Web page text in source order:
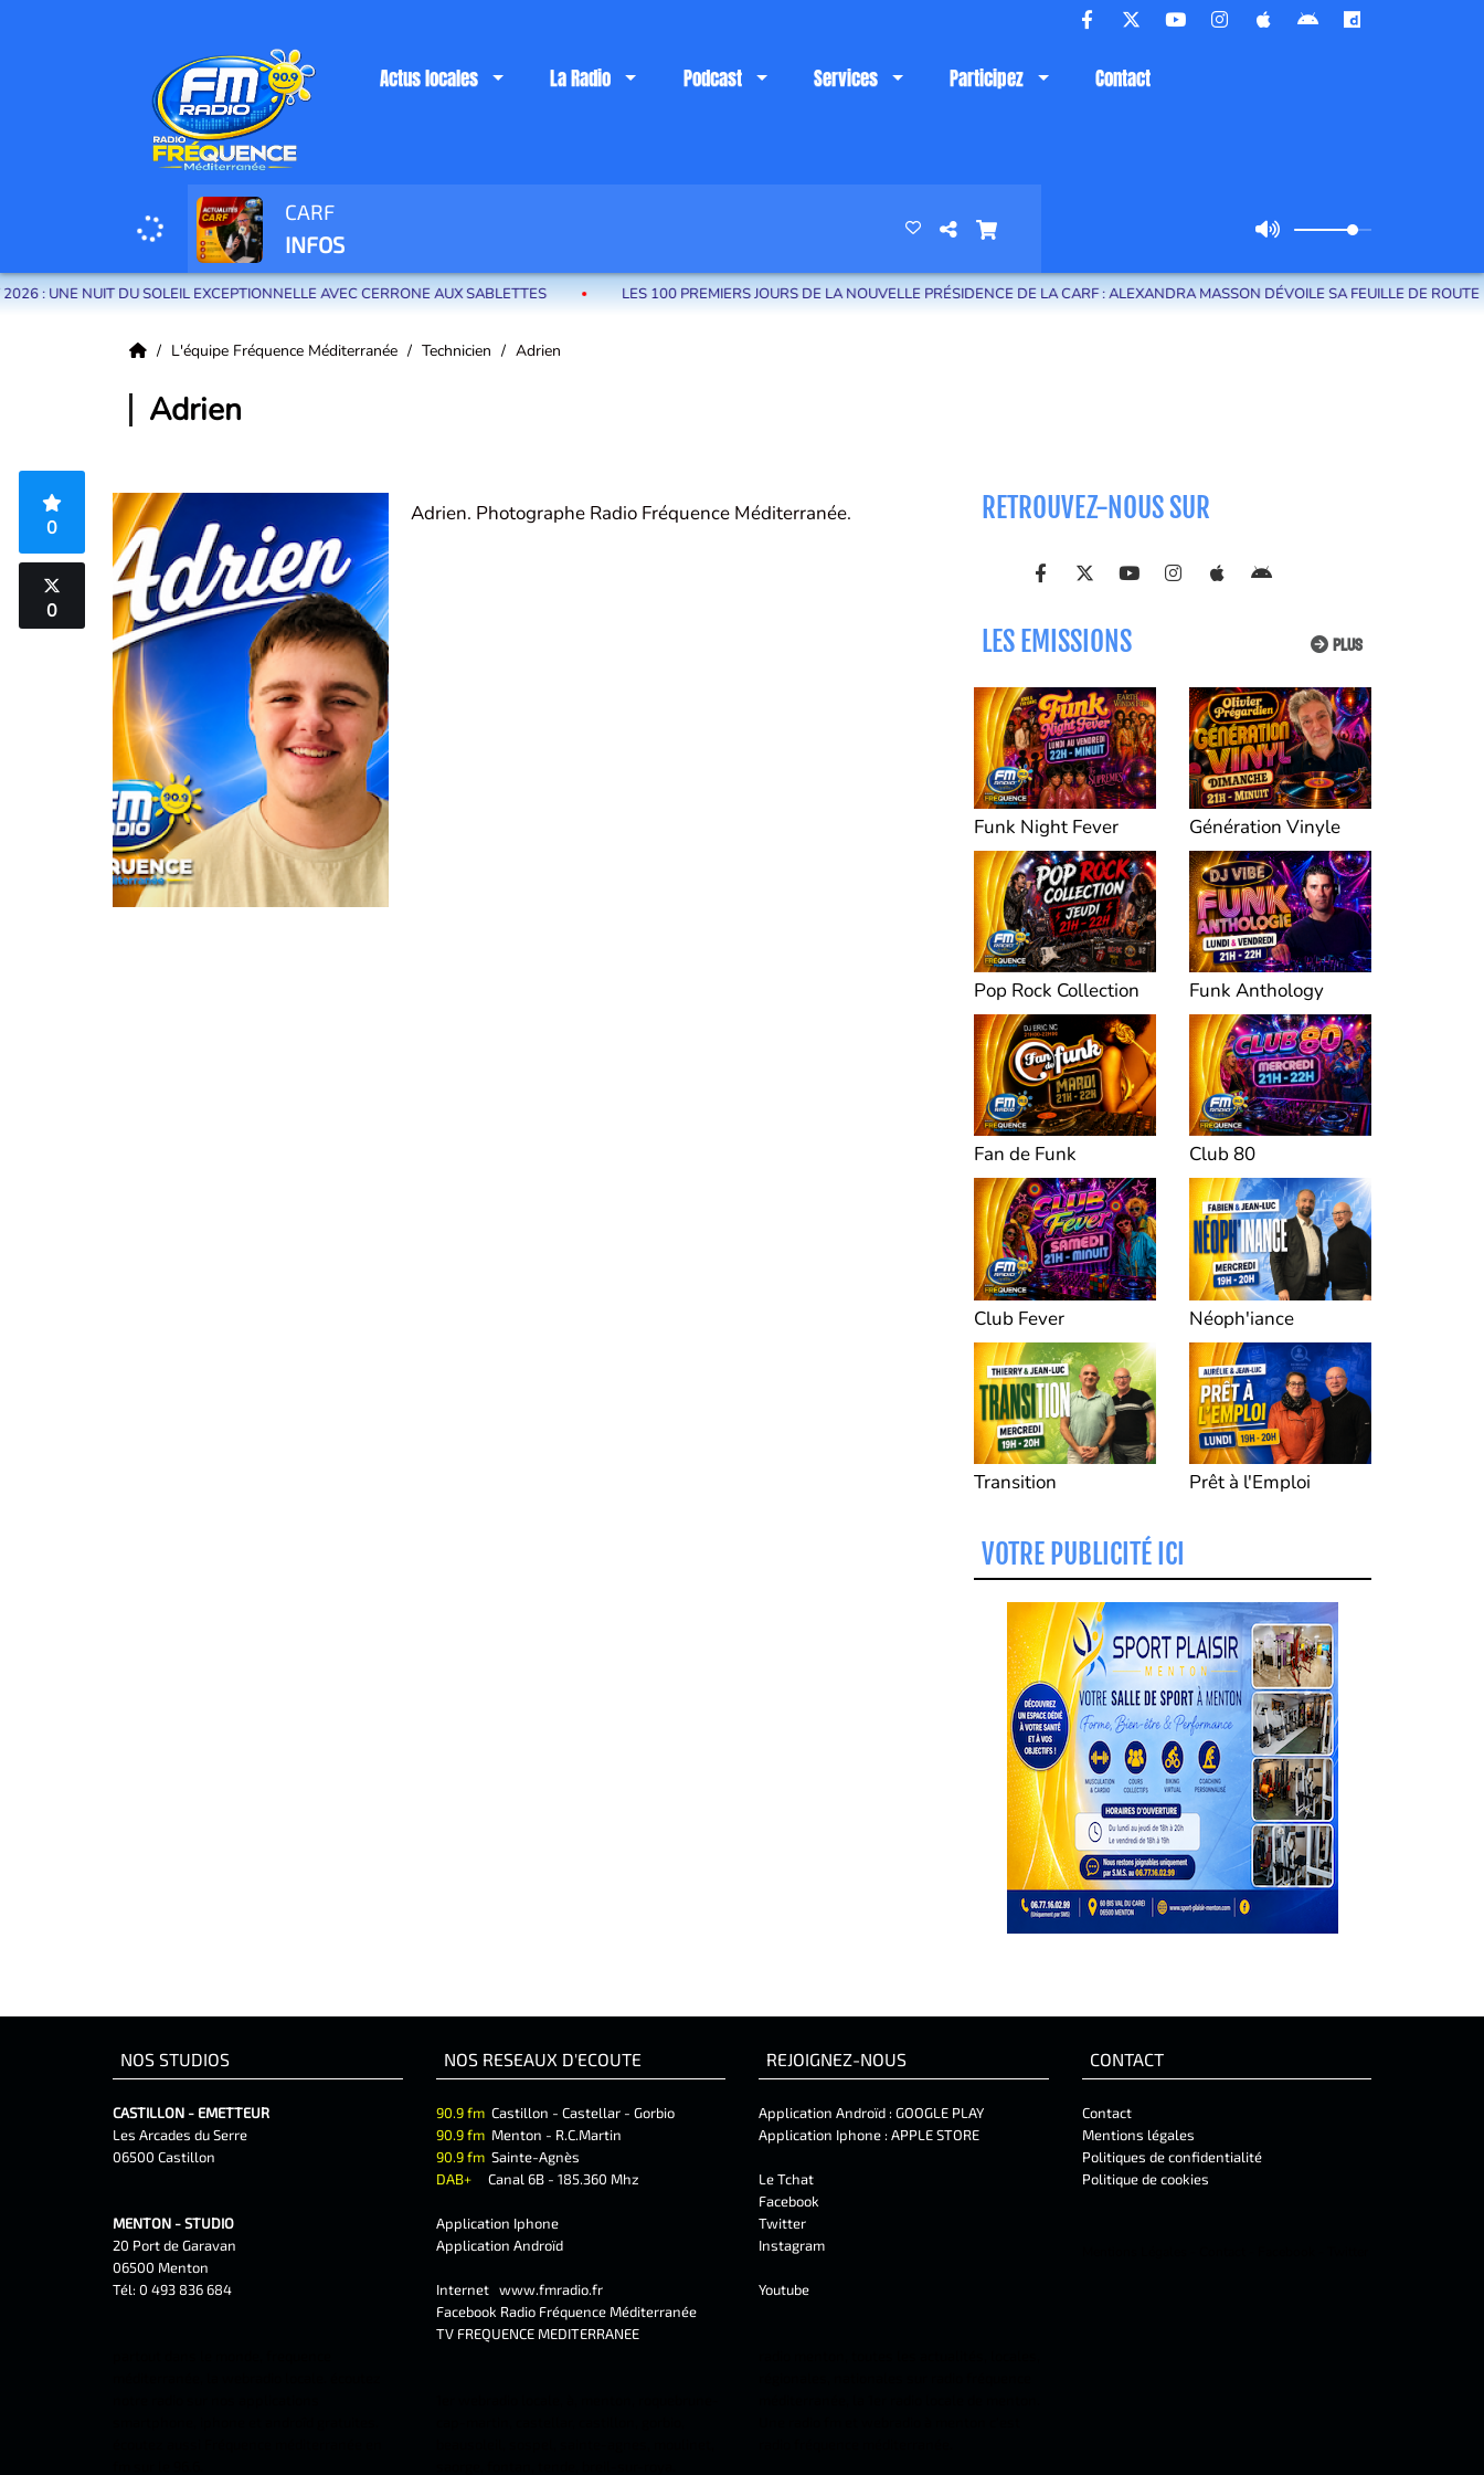
Radio Fréquence Méditerranée la radio de menton et des communes de la riviera française
Actus locales La Radio Podcast Services Participez Contact
CARF
INFOS
DU SOLEIL EXCEPTIONNELLE AVEC CERRONE AUX SABLETTES LES 100 PREMIERS JOURS DE LA NOUVELLE PRÉSIDENCE DE LA CARF : ALEXANDRA MASSON DÉVOILE SA FEUILLE DE ROUTE POUR LE
L'équipe Fréquence Méditerranée Technicien Adrien
Adrien
0
0
Adrien. Photographe Radio Fréquence Méditerranée. RETROUVEZ-NOUS SUR
PLUS
LES EMISSIONS
Funk Night Fever Génération Vinyle
Pop Rock Collection Funk Anthology
Fan de Funk Club 80
Club Fever Néoph'iance
Transition Prêt à l'Emploi
VOTRE PUBLICITÉ ICI
NOS STUDIOS
CASTILLON - EMETTEUR
Les Arcades du Serre
06500 Castillon
MENTON - STUDIO
20 Port de Garavan
06500 Menton
Tél: 0 493 836 684
NOS RESEAUX D'ECOUTE
90.9 fm Castillon - Castellar - Gorbio
90.9 fm Menton - R.C.Martin
90.9 fm Sainte-Agnès
DAB+
Canal 6B - 185.360 Mhz
Application Iphone
Application Androïd
Internet www.fmradio.fr
Facebook Radio Fréquence Méditerranée
TV FREQUENCE MEDITERRANEE
REJOIGNEZ-NOUS
Application Androïd : GOOGLE PLAY
Application Iphone : APPLE STORE
Le Tchat
Facebook
Twitter
Instagram
Youtube
CONTACT
Contact
Mentions légales
Politiques de confidentialité
Politique de cookies